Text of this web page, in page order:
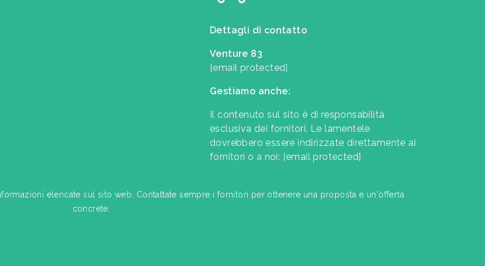
Dettagli di contatto
Venture 83
[email protected]
Gestiamo anche:
Il contenuto sul sito è di responsabilità
esclusiva dei fornitori. Le lamentele
dovrebbero essere indirizzate direttamente ai
fornitori o a noi: [email protected]
elencate sul sito web. Contattate sempre i fornitori per ottenere una proposta e un'offerta
concrete.